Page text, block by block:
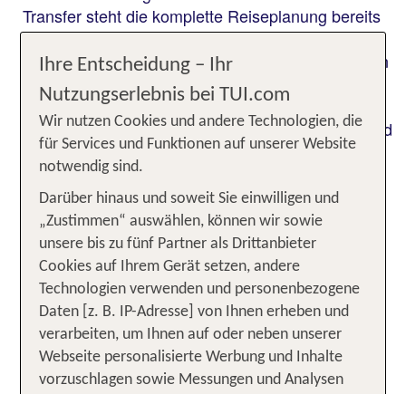
Transfer steht die komplette Reiseplanung bereits
bei Reisebuchung. Das hat den großen Vorteil,
dass Du Dich zu 100 Prozent auf die Reisefreuden
konzentrierst. Du hast keinen Aufwand und
beginnst sorgenfrei den Urlaub. Ein weiteres Plus
einer Pauschalreise nach Venedig mit Transfer sind
die von TUI inkludierten Extras. Du profitierst von
der Bestpreisgarantie ebenso wie von der myTUI-
App, dank der Du Deine Reiseplanung immer auf
dem Smartphone mobil dabei hast. Wieso die
komplizierte Variante wählen, wenn Du direkt über
tui.com Venedig mit Hotel und Flug oder Venedig
mit Hotel und Zug buchen kannst!
Pauschalurlaub in Venedig: ideal
für alle Urlaubstypen
Ihre Entscheidung – Ihr
Nutzungserlebnis bei TUI.com
Wir nutzen Cookies und andere Technologien, die
für Services und Funktionen auf unserer Website
notwendig sind.
Darüber hinaus und soweit Sie einwilligen und
„Zustimmen“ auswählen, können wir sowie
unsere bis zu fünf Partner als Drittanbieter
Cookies auf Ihrem Gerät setzen, andere
Technologien verwenden und personenbezogene
Daten [z. B. IP-Adresse] von Ihnen erheben und
verarbeiten, um Ihnen auf oder neben unserer
Webseite personalisierte Werbung und Inhalte
vorzuschlagen sowie Messungen und Analysen